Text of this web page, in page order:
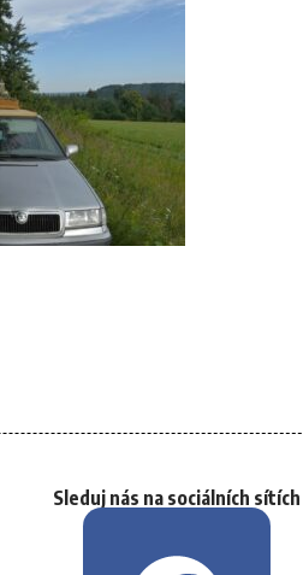
Sleduj nás na sociálních sítích